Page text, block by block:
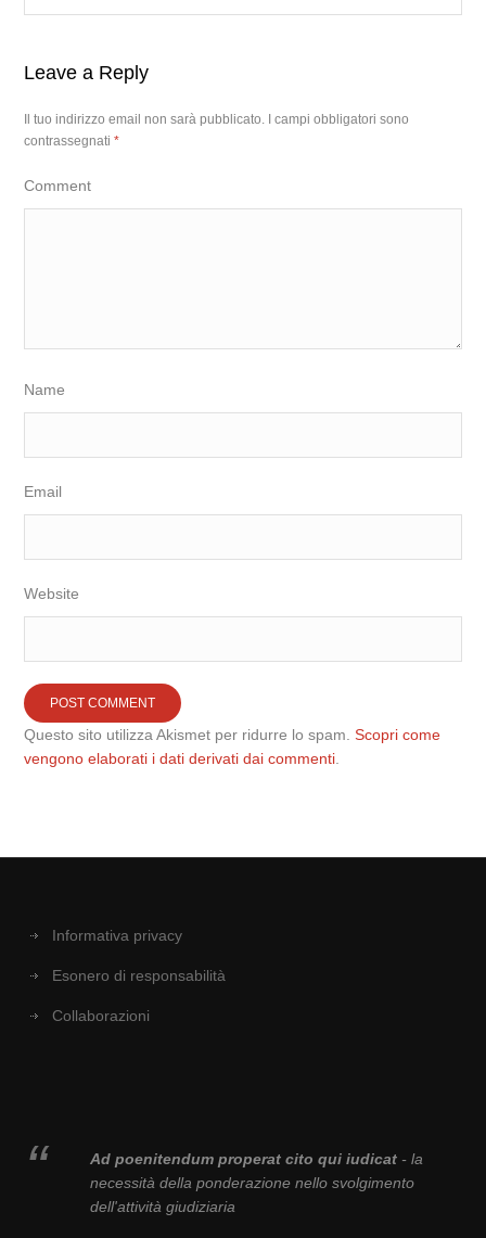
Leave a Reply
Il tuo indirizzo email non sarà pubblicato. I campi obbligatori sono
contrassegnati*
Comment
Name
Email
Website
Questo sito utilizza Akismet per ridurre lo spam.Scopri come
vengono elaborati i dati derivati dai commenti
Informativa privacy
Esonero di responsabilità
Collaborazioni
Ad poenitendum properat cito qui iudicat- la
necessità della ponderazione nello svolgimento
dell'attività giudiziaria